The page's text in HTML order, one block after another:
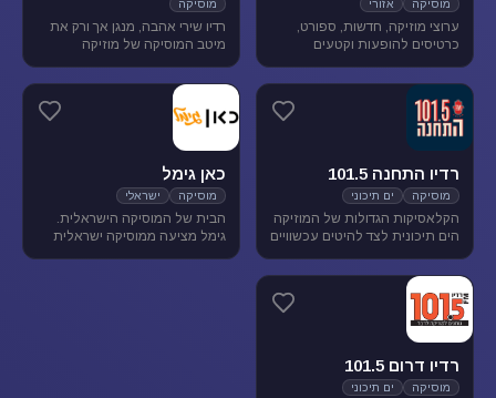
מוסיקה אזורי
ערוצי מוזיקה, חדשות, ספורט,
כרטיסים להופעות וקטעים
מוסיקה
רדיו שירי אהבה, מנגן אך ורק את
מיטב המוסיקה של מוזיקה
והלהקות הטובות של שנות ה-80-
רדיו התחנה 101.5
מוסיקה ים תיכוני
הקלאסיקות הגדולות של המוזיקה
הים תיכונית לצד להיטים עכשוויים
בתדר 101.5 באיזור הצפון.
כאן גימל
מוסיקה ישראלי
הבית של המוסיקה הישראלית.
גימל מציעה ממוסיקה ישראלית
רדיו דרום 101.5
מוסיקה ים תיכוני